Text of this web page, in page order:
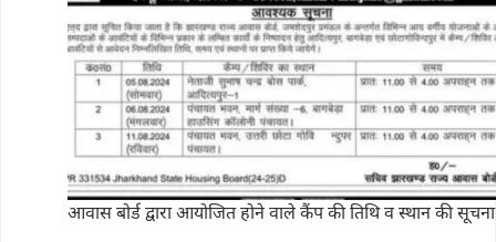
आवास बोर्ड द्वारा आयोजित होने वाले कैंप की तिथि व स्थान की सूचना